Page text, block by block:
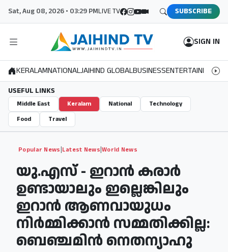
Sat, Aug 08, 2026 • 03:29 PMLIVE TV SUBSCRIBE
SIGN IN
KERALAMNATIONALJAIHIND GLOBALBUSINESSENTERTAINMENT
USEFUL LINKS
Middle East Keralam National
Technology
Food
Travel
Popular News|Latest News|World News
യു.എസ് - ഇറാൻ കരാർ
ഉണ്ടായാലും ഇല്ലെങ്കിലും
ഇറാൻ ആണവായുധം
നിർമ്മിക്കാൻ സമ്മതിക്കില്ല:
ബെഞ്ചമിൻ നെതന്യാഹു